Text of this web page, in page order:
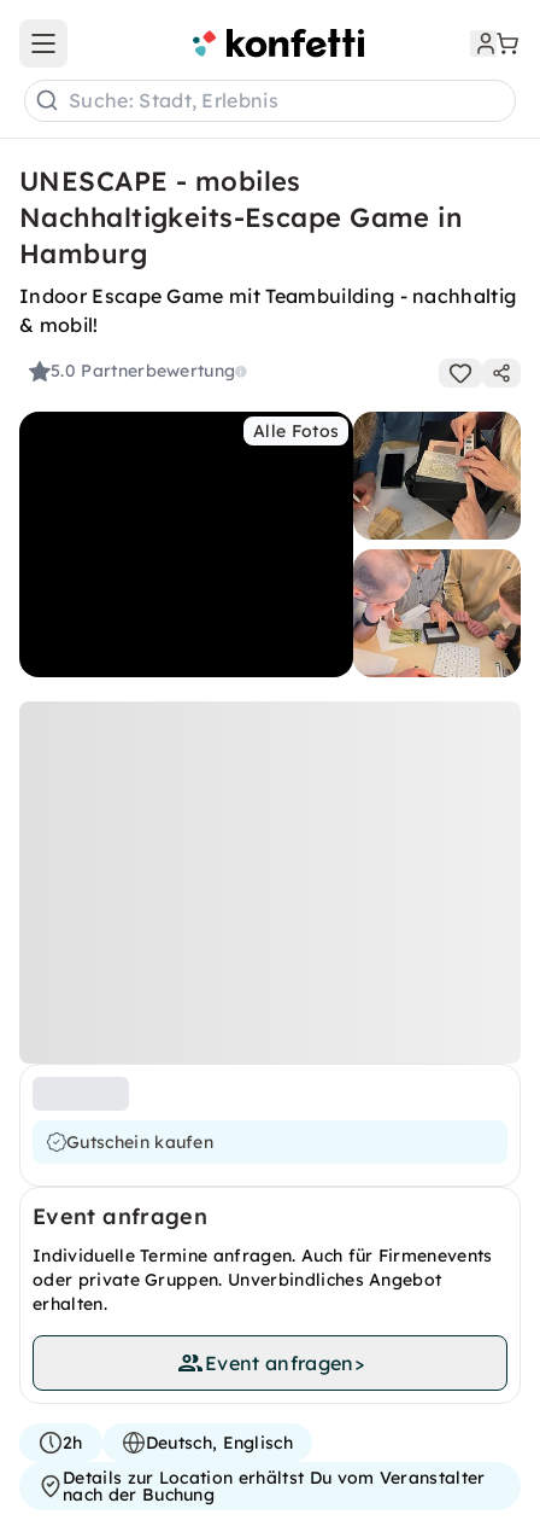
Open main menu
Suche: Stadt, Erlebnis
UNESCAPE - mobiles
Nachhaltigkeits-Escape Game in
Hamburg
Indoor Escape Game mit Teambuilding - nachhaltig
& mobil!
5.0 Partnerbewertung
Alle Fotos
Gutschein kaufen
Event anfragen
Individuelle Termine anfragen. Auch für Firmenevents
oder private Gruppen. Unverbindliches Angebot
erhalten.
Event anfragen>
2h
Deutsch, Englisch
Details zur Location erhältst Du vom Veranstalter
nach der Buchung